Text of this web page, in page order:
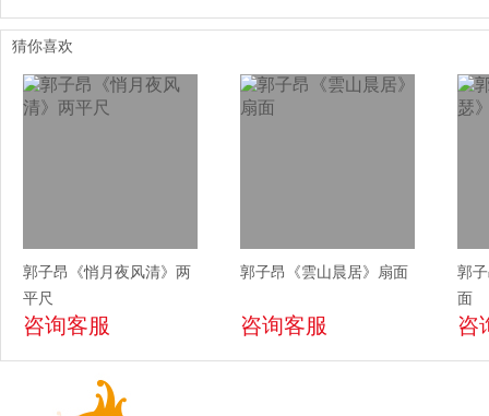
猜你喜欢
郭子昂《悄月夜风清》两
平尺
咨询客服
郭子昂《雲山晨居》扇面
咨询客服
郭
面
咨